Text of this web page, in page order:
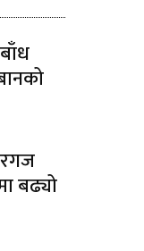
बढ्यो